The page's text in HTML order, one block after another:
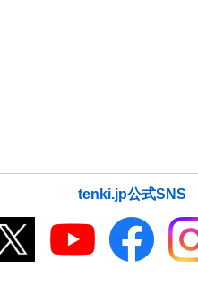
tenki.jp公式SNS